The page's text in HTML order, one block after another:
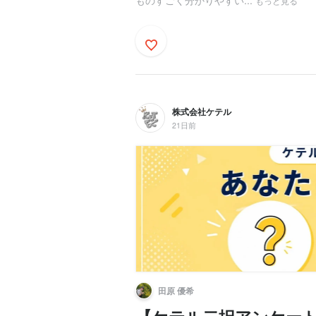
株式会社ケテル
21日前
田原 優希